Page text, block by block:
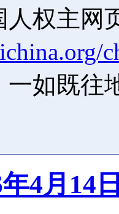
人权主网
一如既往
4月14